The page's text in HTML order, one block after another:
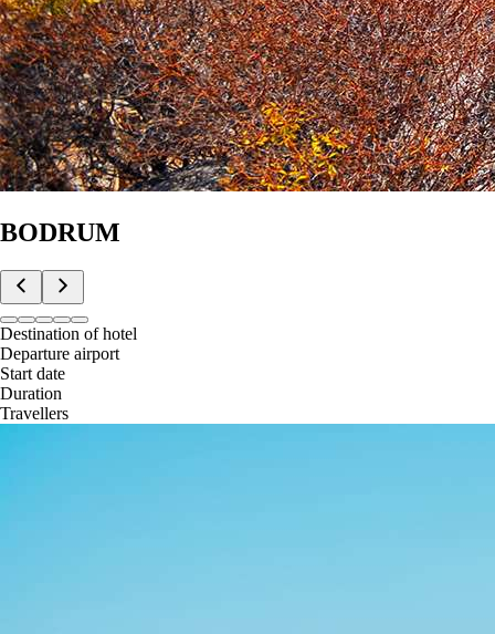
BODRUM
Destination of hotel
Departure airport
Start date
Duration
Travellers